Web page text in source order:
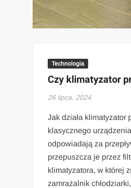
Technologia
Czy klimatyzator
26 lipca, 2024
Jak działa klimatyzator
klasycznego
odpowiadają za
przepuszcza je przez
klimatyzatora, w której
zamrażalnik